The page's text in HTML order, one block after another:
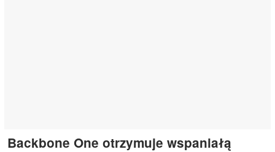
Backbone One otrzymuje wspaniałą